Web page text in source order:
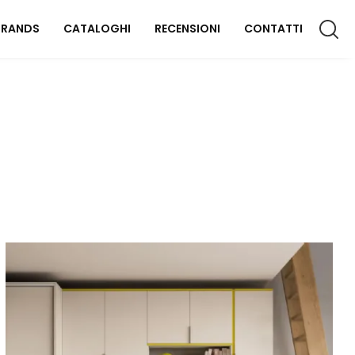
UFFICIO
CATALOGHI RECENSIONI CONTATTI